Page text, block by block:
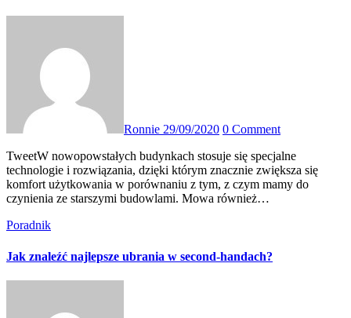
Ronnie 29/09/2020 0 Comment
TweetW nowopowstałych budynkach stosuje się specjalne
technologie i rozwiązania, dzięki którym znacznie zwiększa się
komfort użytkowania w porównaniu z tym, z czym mamy do
czynienia ze starszymi budowlami. Mowa również…
Poradnik
Jak znaleźć najlepsze ubrania w second-handach?